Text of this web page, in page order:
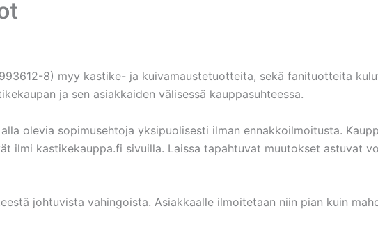
8) myy kastike- ja kuivamaustetuotteita, sekä fanituotteita
ja sen asiakkaiden välisessä kauppasuhteessa.
olevia sopimusehtoja yksipuolisesti ilman ennakkoilmoitusta.
ilmi kastikekauppa.fi sivuilla. Laissa tapahtuvat muutokset astuvat
johtuvista vahingoista. Asiakkaalle ilmoitetaan niin pian kuin